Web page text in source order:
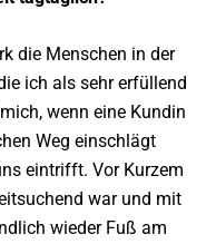
die Menschen in der
ich als sehr erfüllend
wenn eine Kundin
Weg einschlägt
eintrifft. Vor Kurzem
war und mit
wieder Fuß am